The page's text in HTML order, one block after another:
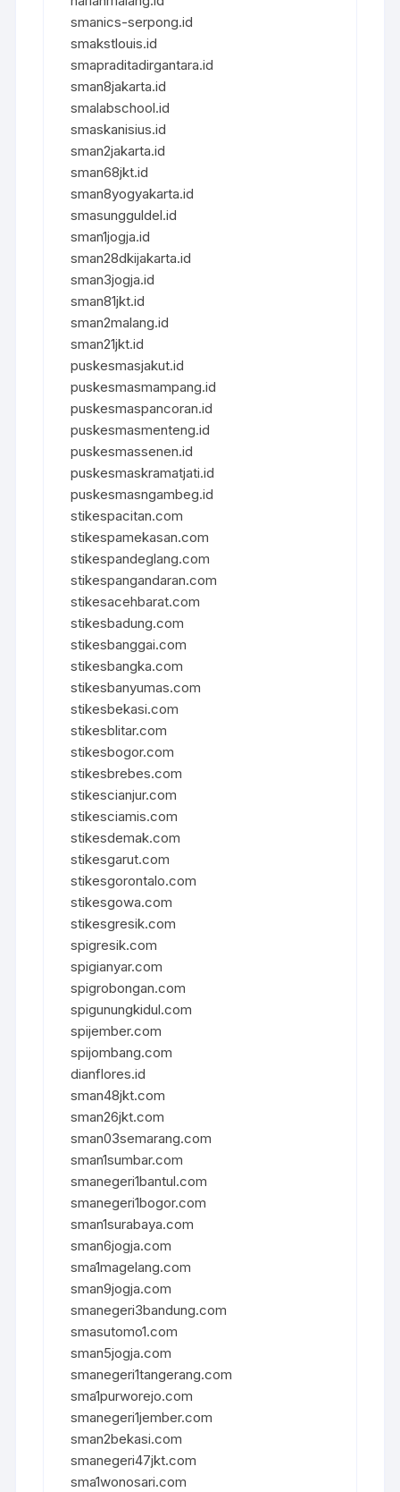
smanics-serpong.id
smakstlouis.id
smapraditadirgantara.id
sman8jakarta.id
smalabschool.id
smaskanisius.id
sman2jakarta.id
sman68jkt.id
sman8yogyakarta.id
smasungguldel.id
sman1jogja.id
sman28dkijakarta.id
sman3jogja.id
sman81jkt.id
sman2malang.id
sman21jkt.id
puskesmasjakut.id
puskesmasmampang.id
puskesmaspancoran.id
puskesmasmenteng.id
puskesmassenen.id
puskesmaskramatjati.id
puskesmasngambeg.id
stikespacitan.com
stikespamekasan.com
stikespandeglang.com
stikespangandaran.com
stikesacehbarat.com
stikesbadung.com
stikesbanggai.com
stikesbangka.com
stikesbanyumas.com
stikesbekasi.com
stikesblitar.com
stikesbogor.com
stikesbrebes.com
stikescianjur.com
stikesciamis.com
stikesdemak.com
stikesgarut.com
stikesgorontalo.com
stikesgowa.com
stikesgresik.com
spigresik.com
spigianyar.com
spigrobongan.com
spigunungkidul.com
spijember.com
spijombang.com
dianflores.id
sman48jkt.com
sman26jkt.com
sman03semarang.com
sman1sumbar.com
smanegeri1bantul.com
smanegeri1bogor.com
sman1surabaya.com
sman6jogja.com
sma1magelang.com
sman9jogja.com
smanegeri3bandung.com
smasutomo1.com
sman5jogja.com
smanegeri1tangerang.com
sma1purworejo.com
smanegeri1jember.com
sman2bekasi.com
smanegeri47jkt.com
sma1wonosari.com